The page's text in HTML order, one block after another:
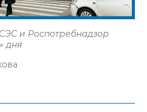
и Роспотребнадзор
дня